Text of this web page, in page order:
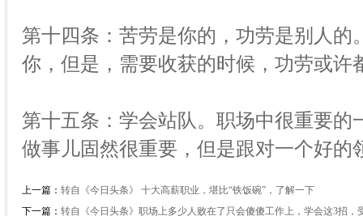
第十四条：苦劳是你的，功劳是别人
你，但是，需要收获的时候，功劳或许
第十五条：学会站队。职场中很重要
做事儿固然很重要，但是跟对一个好的
上一篇： 转自《今日头条》 十大高薪职业，堪比“铁饭碗”，了解一下
下一篇： 转自《今日头条》职场上多少人败在了只会傻傻工作上，学会这3招，